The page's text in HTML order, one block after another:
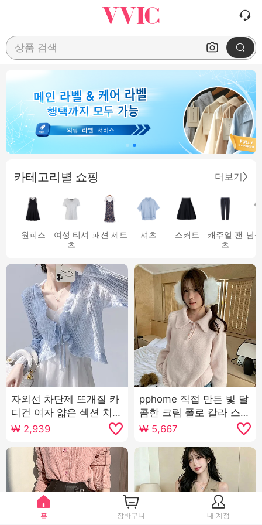
상품 검색
카테고리별 쇼핑 더보기
원피스
여성 티셔
츠
패션 세트 셔츠 스커트
캐주얼 팬
츠
남
자외선 차단제 뜨개질 카
디건 여자 얇은 섹션 치마
외부 가져 가라. 에어컨
블라우스 여름 목도리 얼
음 실크 작은 어깨 요정
가스 외투
₩ 2,939
pphome 직접 만든 빛 달
콤한 크림 폴로 칼라 스웨
터 부서 버클 긴팔 니트
스웨터 여성 루즈핏 다용
도 맨위
₩ 5,667
홈 장바구니 내 계정